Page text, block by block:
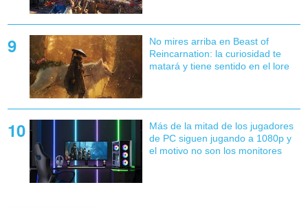
No mires arriba en Beast of
Reincarnation: la curiosidad te
matará y tiene sentido en el lore
Más de la mitad de los jugadores
de PC siguen jugando a 1080p y
el motivo no son los monitores